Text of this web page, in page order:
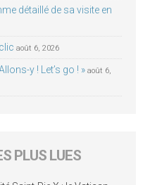
détaillé de sa visite en
août 6, 2026
y ! Let’s go ! » août 6,
PLUS LUES